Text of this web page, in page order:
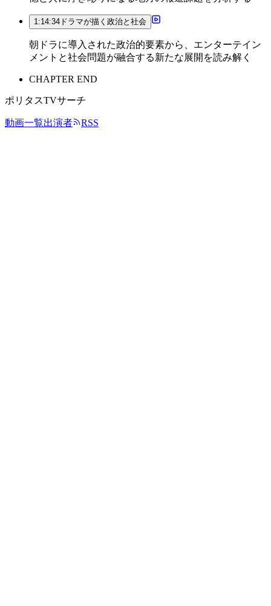
1:14:34 ドラマが描く政治と社会
朝ドラに導入された政治的要素から、エンターテイン
メントと社会問題が融合する新たな展開を読み解く
CHAPTER END
ポリタスTVサーチ
動画一覧出演者 RSS